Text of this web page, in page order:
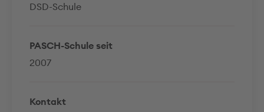
DSD-Schule
PASCH-Schule seit
2007
Kontakt